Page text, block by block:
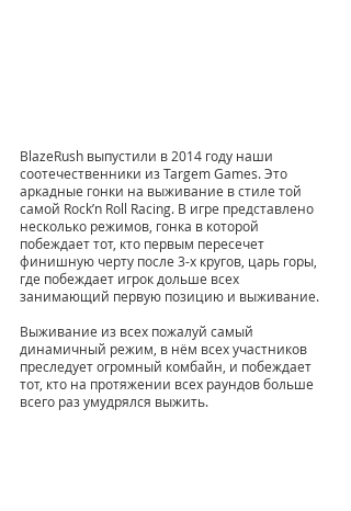
BlazeRush выпустили в 2014 году наши
соотечественники из Targem Games. Это
аркадные гонки на выживание в стиле той
самой Rock’n Roll Racing. В игре представлено
несколько режимов, гонка в которой
побеждает тот, кто первым пересечет
финишную черту после 3-х кругов, царь горы,
где побеждает игрок дольше всех
занимающий первую позицию и выживание.
Выживание из всех пожалуй самый
динамичный режим, в нём всех участников
преследует огромный комбайн, и побеждает
тот, кто на протяжении всех раундов больше
всего раз умудрялся выжить.